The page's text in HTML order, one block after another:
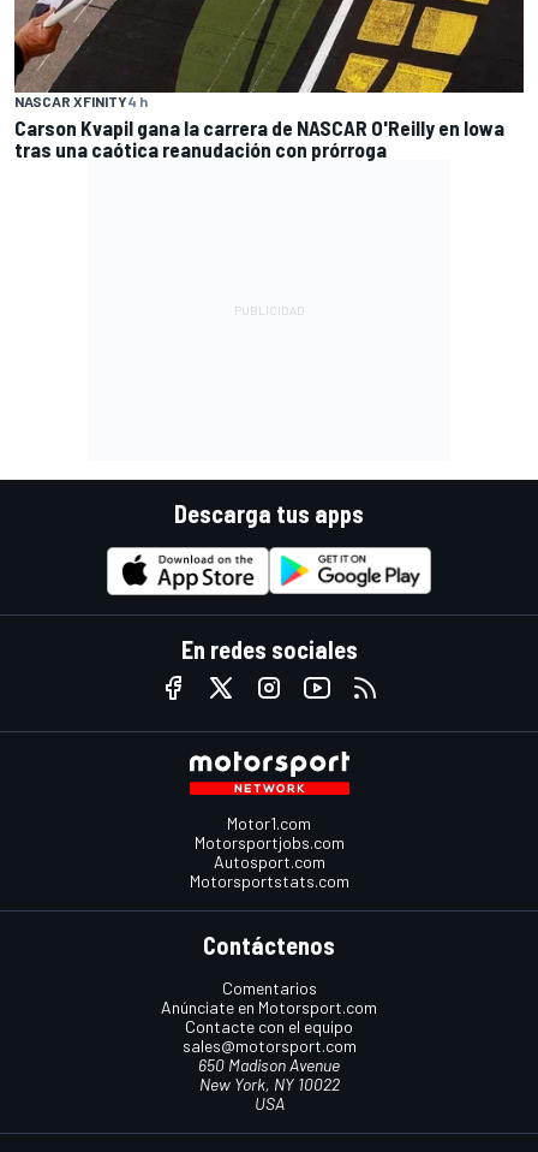
NASCAR XFINITY4 h
Carson Kvapil gana la carrera de NASCAR O'Reilly en Iowa
tras una caótica reanudación con prórroga
Descarga tus apps
En redes sociales
Motor1.com
Motorsportjobs.com
Autosport.com
Motorsportstats.com
Contáctenos
Comentarios
Anúnciate en Motorsport.com
Contacte con el equipo
sales@motorsport.com
650 Madison Avenue
New York, NY 10022
USA